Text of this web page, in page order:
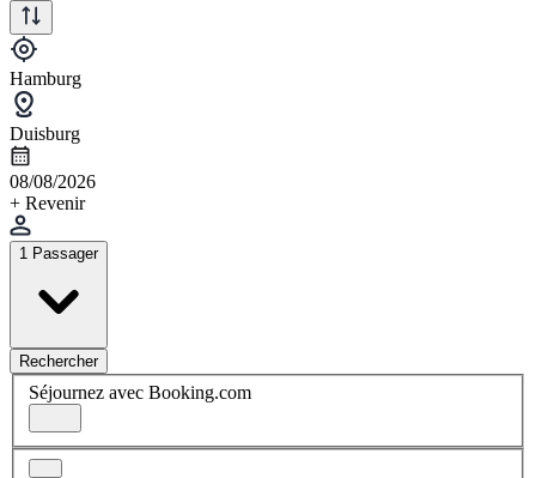
Hamburg
Duisburg
08/08/2026
+ Revenir
1 Passager
Rechercher
Séjournez avec Booking.com